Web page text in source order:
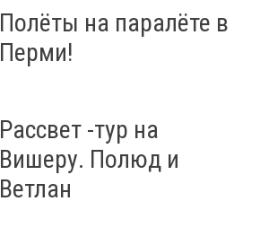
Полёты на паралёте в
Перми!
Рассвет -тур на
Вишеру. Полюд и
Ветлан